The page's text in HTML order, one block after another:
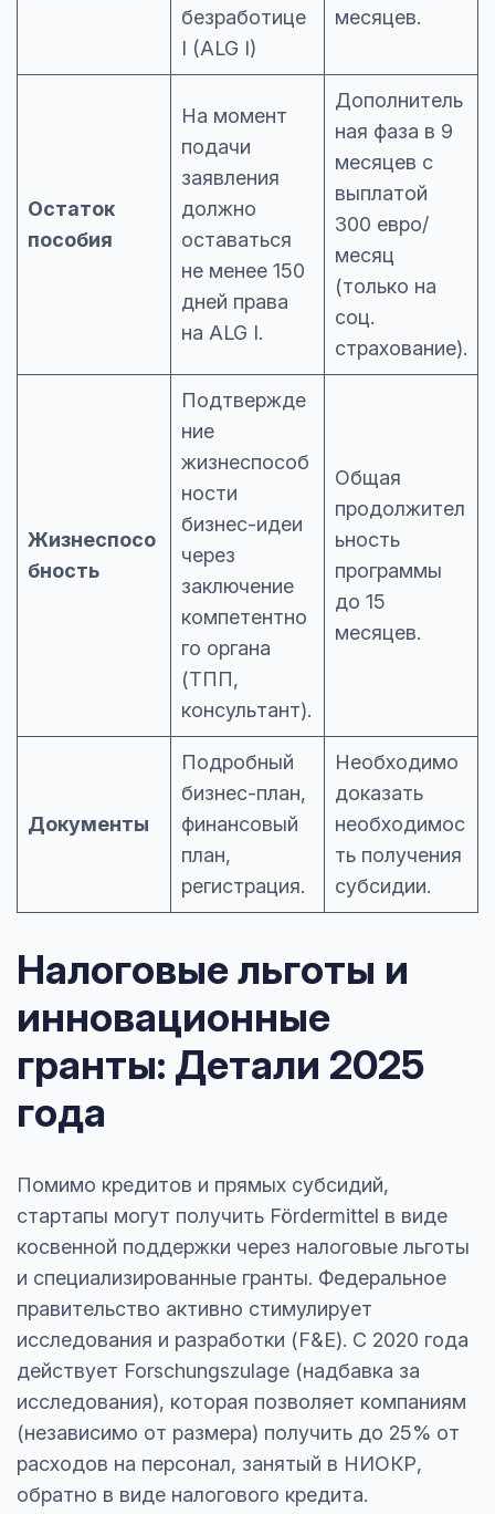
безработице
I (ALG I)
месяцев.
Остаток
пособия
На момент
подачи
заявления
должно
оставаться
не менее 150
дней права
на ALG I.
Дополнитель
ная фаза в 9
месяцев с
выплатой
300 евро/
месяц
(только на
соц.
страхование).
Жизнеспосо
бность
Подтвержде
ние
жизнеспособ
ности
бизнес-идеи
через
заключение
компетентно
го органа
(ТПП,
консультант).
Общая
продолжител
ьность
программы
до 15
месяцев.
Документы
Подробный
бизнес-план,
финансовый
план,
регистрация.
Необходимо
доказать
необходимос
ть получения
субсидии.
Налоговые льготы и
инновационные
гранты: Детали 2025
года
Помимо кредитов и прямых субсидий,
стартапы могут получить Fördermittel в виде
косвенной поддержки через налоговые льготы
и специализированные гранты. Федеральное
правительство активно стимулирует
исследования и разработки (F&E). С 2020 года
действует Forschungszulage (надбавка за
исследования), которая позволяет компаниям
(независимо от размера) получить до 25% от
расходов на персонал, занятый в НИОКР,
обратно в виде налогового кредита.